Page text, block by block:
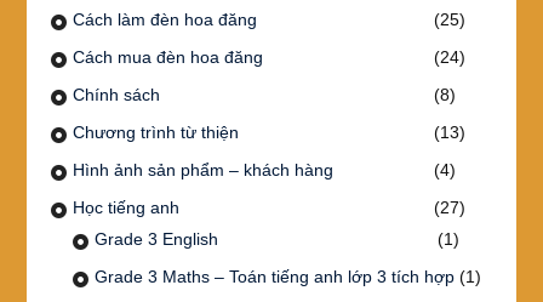
Cách làm đèn hoa đăng
(25)
Cách mua đèn hoa đăng
(24)
Chính sách
(8)
Chương trình từ thiện
(13)
Hình ảnh sản phẩm – khách hàng
(4)
Học tiếng anh
(27)
Grade 3 English
(1)
Grade 3 Maths – Toán tiếng anh lớp 3 tích hợp(1)